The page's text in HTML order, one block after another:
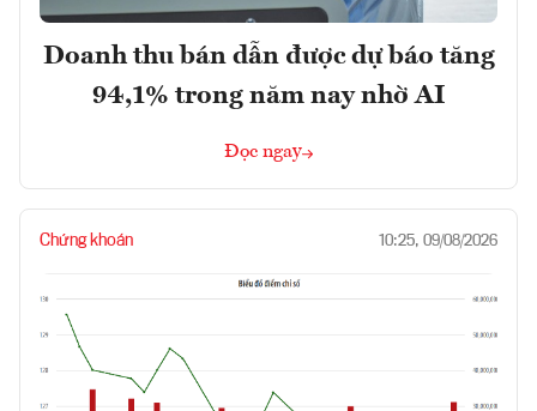
Doanh thu bán dẫn được dự báo tăng
94,1% trong năm nay nhờ AI
Đọc ngay
Chứng khoán 10:25, 09/08/2026